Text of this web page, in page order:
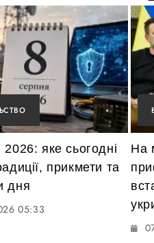
яке сьогодні
прикмети та
дня
05:33
На